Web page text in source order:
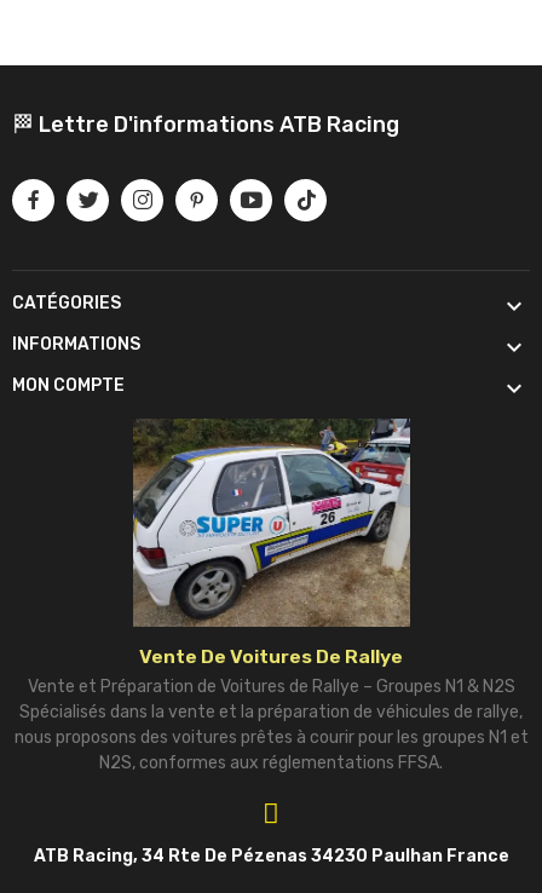
🏁 Lettre D'informations ATB Racing
CATÉGORIES 
INFORMATIONS 
MON COMPTE 
Vente De Voitures De Rallye
Vente et Préparation de Voitures de Rallye – Groupes N1 & N2S
Spécialisés dans la vente et la préparation de véhicules de rallye,
nous proposons des voitures prêtes à courir pour les groupes N1 et
N2S, conformes aux réglementations FFSA.
ATB Racing, 34 Rte De Pézenas 34230 Paulhan France